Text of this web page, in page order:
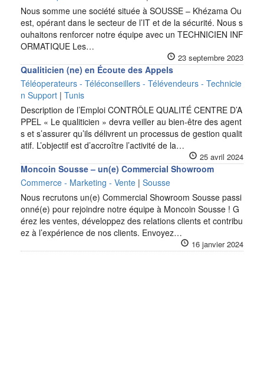
Nous somme une société située à SOUSSE – Khézama Ou
est, opérant dans le secteur de l’IT et de la sécurité. Nous s
ouhaitons renforcer notre équipe avec un TECHNICIEN INF
ORMATIQUE Les…
23 septembre 2023
Qualiticien (ne) en Écoute des Appels
Téléoperateurs - Téléconseillers - Télévendeurs - Technicie
n Support | Tunis
Description de l’Emploi CONTRÔLE QUALITÉ CENTRE D’A
PPEL « Le qualiticien » devra veiller au bien-être des agent
s et s’assurer qu’ils délivrent un processus de gestion qualit
atif. L’objectif est d’accroître l’activité de la…
25 avril 2024
Moncoin Sousse – un(e) Commercial Showroom
Commerce - Marketing - Vente | Sousse
Nous recrutons un(e) Commercial Showroom Sousse passi
onné(e) pour rejoindre notre équipe à Moncoin Sousse ! G
érez les ventes, développez des relations clients et contribu
ez à l’expérience de nos clients. Envoyez…
16 janvier 2024